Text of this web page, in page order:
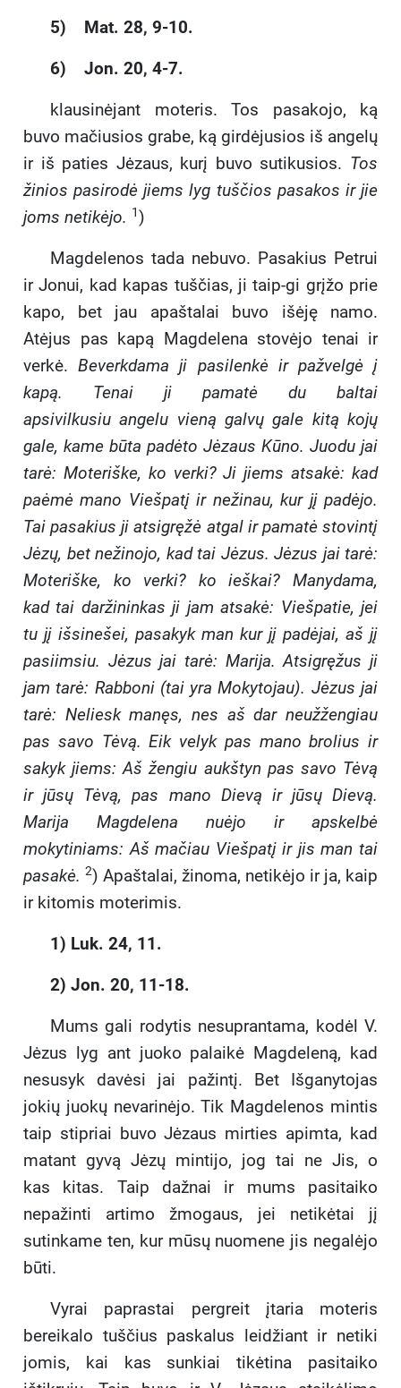
5) Mat. 28, 9-10.
6) Jon. 20, 4-7.
klausinėjant moteris. Tos pasakojo, ką
buvo mačiusios grabe, ką girdėjusios iš angelų
ir iš paties Jėzaus, kurį buvo sutikusios. Tos
žinios pasirodė jiems lyg tuščios pasakos ir jie
joms netikėjo. 1)
Magdelenos tada nebuvo. Pasakius Petrui
ir Jonui, kad kapas tuščias, ji taip-gi grįžo prie
kapo, bet jau apaštalai buvo išėję namo.
Atėjus pas kapą Magdelena stovėjo tenai ir
verkė.Beverkdama ji pasilenkė ir pažvelgė į
kapą. Tenai ji pamatė du baltai
apsivilkusiu angelu vieną galvų gale kitą kojų
gale, kame būta padėto Jėzaus Kūno. Juodu jai
tarė: Moteriške, ko verki? Ji jiems atsakė: kad
paėmė mano Viešpatį ir nežinau, kur jį padėjo.
Tai pasakius ji atsigręžė atgal ir pamatė stovintį
Jėzų, bet nežinojo, kad tai Jėzus. Jėzus jai tarė:
Moteriške, ko verki? ko ieškai? Manydama,
kad tai daržininkas ji jam atsakė: Viešpatie, jei
tu jį išsinešei, pasakyk man kur jį padėjai, aš jį
pasiimsiu. Jėzus jai tarė: Marija. Atsigręžus ji
jam tarė: Rabboni (tai yra Mokytojau). Jėzus jai
tarė: Neliesk manęs, nes aš dar neužžengiau
pas savo Tėvą. Eik velyk pas mano brolius ir
sakyk jiems: Aš žengiu aukštyn pas savo Tėvą
ir jūsų Tėvą, pas mano Dievą ir jūsų Dievą.
Marija Magdelena nuėjo ir apskelbė
mokytiniams: Aš mačiau Viešpatį ir jis man tai
pasakė. 2) Apaštalai, žinoma, netikėjo ir ja, kaip
ir kitomis moterimis.
1) Luk. 24, 11.
2) Jon. 20, 11-18.
Mums gali rodytis nesuprantama, kodėl V.
Jėzus lyg ant juoko palaikė Magdeleną, kad
nesusyk davėsi jai pažintį. Bet Išganytojas
jokių juokų nevarinėjo. Tik Magdelenos mintis
taip stipriai buvo Jėzaus mirties apimta, kad
matant gyvą Jėzų mintijo, jog tai ne Jis, o
kas kitas. Taip dažnai ir mums pasitaiko
nepažinti artimo žmogaus, jei netikėtai jį
sutinkame ten, kur mūsų nuomene jis negalėjo
būti.
Vyrai paprastai pergreit įtaria moteris
bereikalo tuščius paskalus leidžiant ir netiki
jomis, kai kas sunkiai tikėtina pasitaiko